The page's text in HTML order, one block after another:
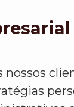
nossos